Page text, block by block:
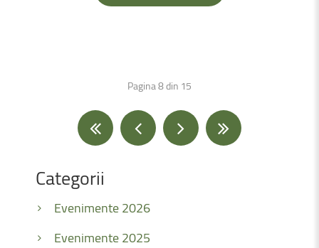
Pagina 8 din 15
Categorii
Evenimente 2026
Evenimente 2025